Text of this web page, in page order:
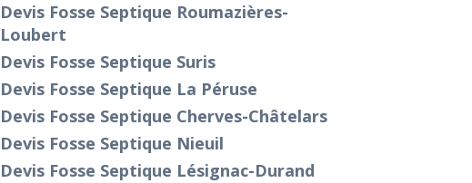
Devis Fosse Septique Roumazières-
Loubert
Devis Fosse Septique Suris
Devis Fosse Septique La Péruse
Devis Fosse Septique Cherves-Châtelars
Devis Fosse Septique Nieuil
Devis Fosse Septique Lésignac-Durand